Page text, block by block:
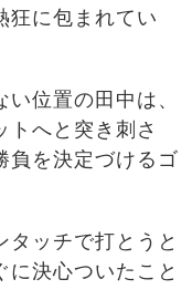
狂に包まれてい
位置の田中は、
へと突き刺さ
負を決定づけるゴ
タッチで打とうと
決心ついたこと